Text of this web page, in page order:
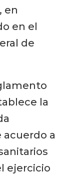
en
en el
de
la
a
ejercicio